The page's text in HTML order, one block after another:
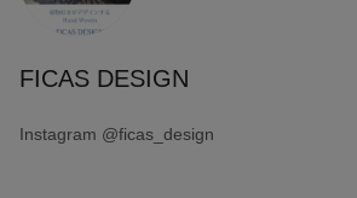
FICAS DESIGN
Instagram @ficas_design